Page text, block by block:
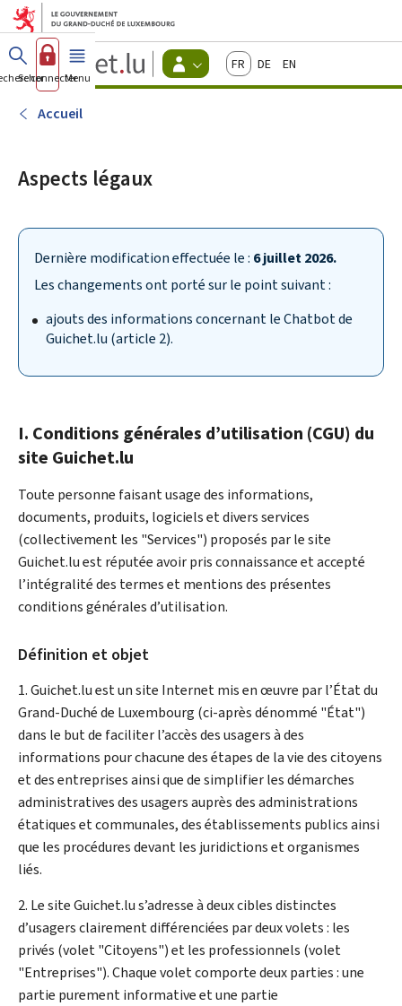
Aller au menu principal
Aller au contenu
Guichet.lu
Changer
d'espace
FrançaisDeutschEnglish
Se connecterMenu principal
Accueil
Aspects légaux
Dernière modification effectuée le : 6 juillet 2026.
Les changements ont porté sur le point suivant :
ajouts des informations concernant le Chatbot de
Guichet.lu (article 2).
I. Conditions générales d’utilisation (CGU) du
site Guichet.lu
Toute personne faisant usage des informations,
documents, produits, logiciels et divers services
(collectivement les "Services") proposés par le site
Guichet.lu est réputée avoir pris connaissance et accepté
l’intégralité des termes et mentions des présentes
conditions générales d’utilisation.
Définition et objet
1. Guichet.lu est un site Internet mis en œuvre par l’État du
Grand-Duché de Luxembourg (ci-après dénommé "État")
dans le but de faciliter l’accès des usagers à des
informations pour chacune des étapes de la vie des citoyens
et des entreprises ainsi que de simplifier les démarches
administratives des usagers auprès des administrations
étatiques et communales, des établissements publics ainsi
que les procédures devant les juridictions et organismes
liés.
2. Le site Guichet.lu s’adresse à deux cibles distinctes
d’usagers clairement différenciées par deux volets : les
privés (volet "Citoyens") et les professionnels (volet
"Entreprises"). Chaque volet comporte deux parties : une
partie purement informative et une partie